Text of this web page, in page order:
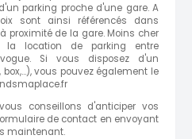
parking proche d'une gare. A
sont ainsi référencés dans
proximité de la gare. Moins cher
la location de parking entre
Si vous disposez d'un
vous pouvez également le
conseillons d'anticiper vos
de contact en envoyant
maintenant.